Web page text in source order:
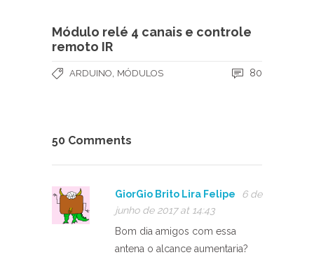
Módulo relé 4 canais e controle
remoto IR
ARDUINO MÓDULOS 80
50 Comments
GiorGio Brito Lira Felipe
6 de
junho de 2017 at 14:43
Bom dia amigos com essa
antena o alcance aumentaria?